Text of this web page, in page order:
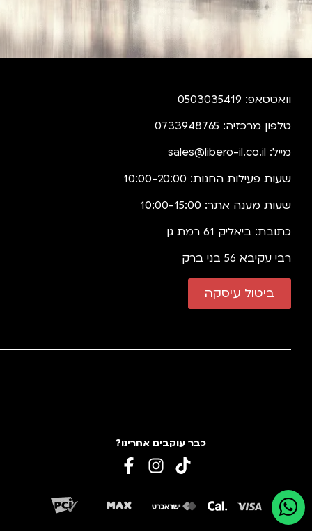
וואטסאפ: 0503035419
טלפון מרכזיה: 0733948765
מייל: sales@libero-il.co.il
שעות פעילות החנות: 10:00-20:00
שעות מענה אתר: 10:00-15:00
כתובת: ביאליק 61 רמת גן
רבי עקיבא 56 בני ברק
ביטול עיסקה
כבר עוקבים אחרינו?